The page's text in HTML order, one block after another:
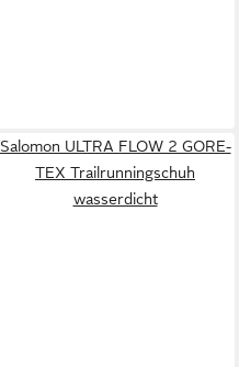
Salomon ULTRA FLOW 2 GORE-
TEX Trailrunningschuh
wasserdicht